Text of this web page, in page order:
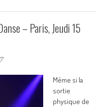
– Paris, Jeudi 15
Même si la
sortie
physique de